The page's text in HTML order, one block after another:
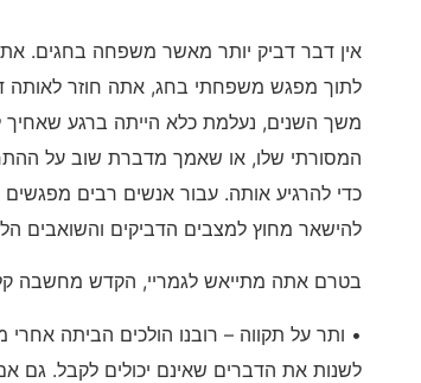
לתוך מפגש משפחתי בחג, אתה חוזר לאותה
משך השנים, נעלמת כלא הייתה ברגע
המסורתי שלו, או שאמך מדברת שוב על
כדי להרגיע אותה. עבור אנשים רבים
להישאר מחוץ למצבים הדביקים והשואבים
בטרם אתה מתייאש לגמריי, הקדש מחשבה
• ותר על תקווה – רובנו הולכים הביתה
לשנות את הדברים שאינם יכולים לקבל.